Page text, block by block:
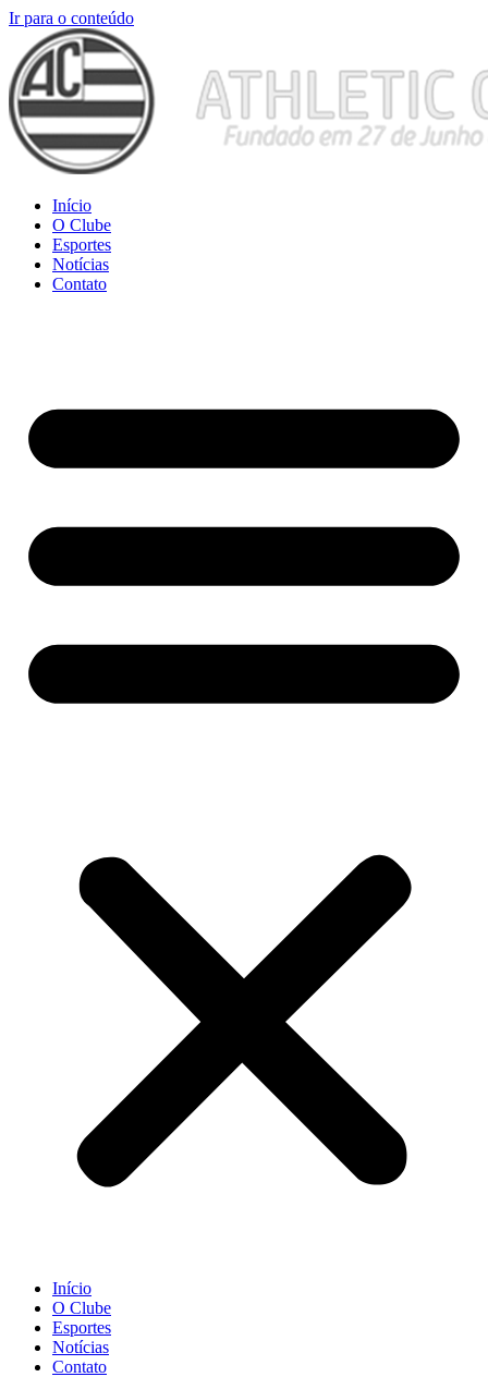
Ir para o conteúdo
Início
O Clube
Esportes
Notícias
Contato
Início
O Clube
Esportes
Notícias
Contato